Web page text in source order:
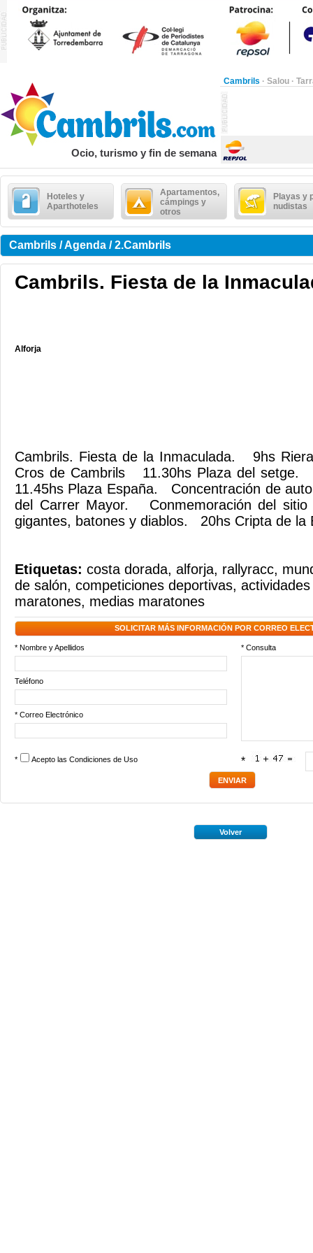
Cambrils · Salou ·
Ocio, turismo y fin de semana
Hoteles y
Aparthoteles
Apartamentos,
cámpings y
otros
Playas y
nudistas
Cambrils / Agenda / 2.Cambrils
Cambrils. Fiesta de la
Alforja
Cambrils. Fiesta de la Inmaculada. 9hs
Cros de Cambrils 11.30hs Plaza del
11.45hs Plaza España. Concentración de
del Carrer Mayor. Conmemoración del sitio
gigantes, batones y diablos. 20hs Cripta de
Etiquetas: costa dorada, alforja, rallyracc,
de salón, competiciones deportivas,
maratones, medias maratones
SOLICITAR MÁS INFORMACIÓN POR CORREO
* Nombre y Apellidos * Consulta
Teléfono
* Correo Electrónico
* Acepto las Condiciones de Uso *
Volver